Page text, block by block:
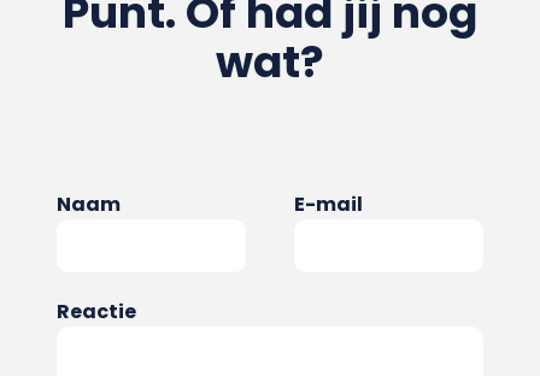
Punt. Of had jij nog
wat?
Naam E-mail
Reactie